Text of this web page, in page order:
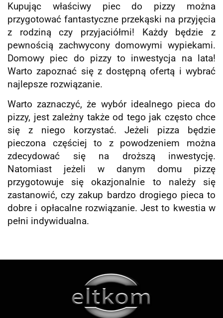
Kupując właściwy piec do pizzy można
przygotować fantastyczne przekąski na przyjęcia
z rodziną czy przyjaciółmi! Każdy będzie z
pewnością zachwycony domowymi wypiekami.
Domowy piec do pizzy to inwestycja na lata!
Warto zapoznać się z dostępną ofertą i wybrać
najlepsze rozwiązanie.
Warto zaznaczyć, że wybór idealnego pieca do
pizzy, jest zależny także od tego jak często chce
się z niego korzystać. Jeżeli pizza będzie
pieczona częściej to z powodzeniem można
zdecydować się na droższą inwestycję.
Natomiast jeżeli w danym domu pizzę
przygotowuje się okazjonalnie to należy się
zastanowić, czy zakup bardzo drogiego pieca to
dobre i opłacalne rozwiązanie. Jest to kwestia w
pełni indywidualna.